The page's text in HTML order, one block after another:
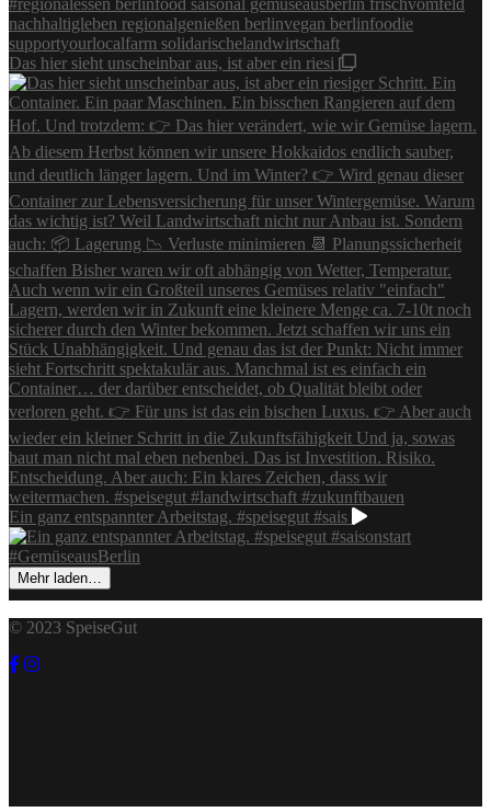
Das hier sieht unscheinbar aus, ist aber ein riesi
Ein ganz entspannter Arbeitstag. #speisegut #sais
Mehr laden…
© 2023 SpeiseGut